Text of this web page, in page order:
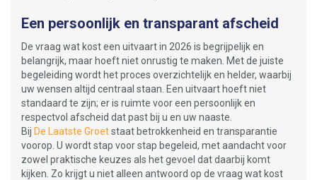
Een persoonlijk en transparant afscheid
De vraag wat kost een uitvaart in 2026 is begrijpelijk en
belangrijk, maar hoeft niet onrustig te maken. Met de juiste
begeleiding wordt het proces overzichtelijk en helder, waarbij
uw wensen altijd centraal staan. Een uitvaart hoeft niet
standaard te zijn; er is ruimte voor een persoonlijk en
respectvol afscheid dat past bij u en uw naaste.
Bij De Laatste Groetstaat betrokkenheid en transparantie
voorop. U wordt stap voor stap begeleid, met aandacht voor
zowel praktische keuzes als het gevoel dat daarbij komt
kijken. Zo krijgt u niet alleen antwoord op de vraag wat kost